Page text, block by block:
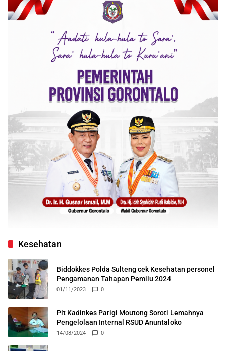
Kesehatan
Biddokkes Polda Sulteng cek Kesehatan personel
Pengamanan Tahapan Pemilu 2024
01/11/2023 0
Plt Kadinkes Parigi Moutong Soroti Lemahnya
Pengelolaan Internal RSUD Anuntaloko
14/08/2024 0